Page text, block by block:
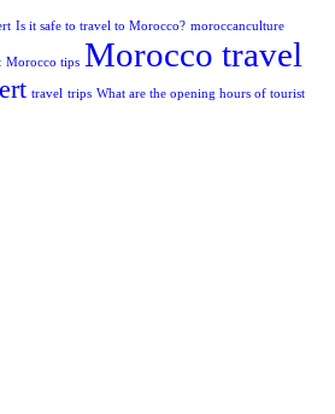
Is it safe to travel to Morocco? moroccanculture
Morocco tips Morocco travel
travel trips What are the opening hours of tourist